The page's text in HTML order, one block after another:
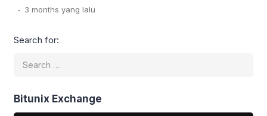
. 3 months yang lalu
Search for:
Bitunix Exchange